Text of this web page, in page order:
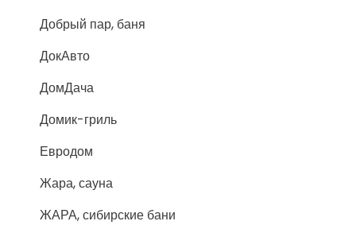
Добрый пар, баня
ДокАвто
ДомДача
Домик-гриль
Евродом
Жара, сауна
ЖАРА, сибирские бани